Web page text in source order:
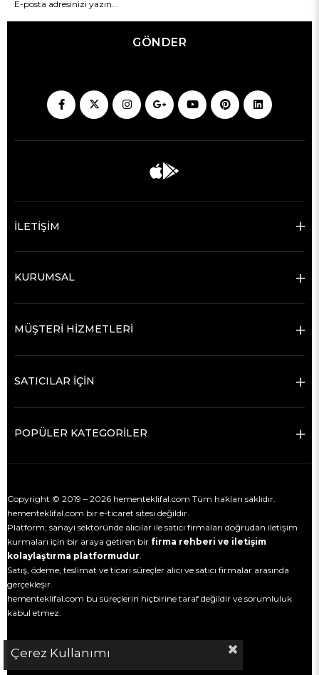
GÖNDER
İLETİŞİM
KURUMSAL
MÜŞTERİ HİZMETLERİ
SATICILAR İÇİN
POPÜLER KATEGORİLER
Copyright © 2019 – 2026 hementeklifal.com Tüm hakları saklıdır.
hementeklifal.com bir e-ticaret sitesi değildir.
Platform; sanayi sektöründe alıcılar ile satıcı firmaları doğrudan iletişim
kurmaları için bir araya getiren bir firma rehberi ve iletişim
kolaylaştırma platformudur.
Satış, ödeme, teslimat ve ticari süreçler alıcı ve satıcı firmalar arasında
gerçekleşir.
hementeklifal.com bu süreçlerin hiçbirine taraf değildir ve sorumluluk
kabul etmez.
Çerez Kullanımı